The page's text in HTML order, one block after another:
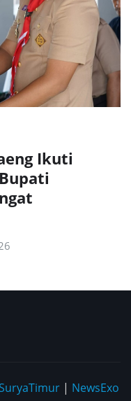
Ikuti
| NewsExo